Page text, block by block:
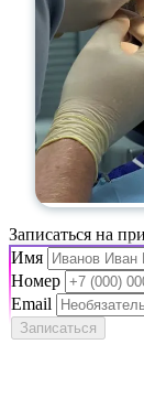
Записаться на
Имя
Номер
Email
Записаться